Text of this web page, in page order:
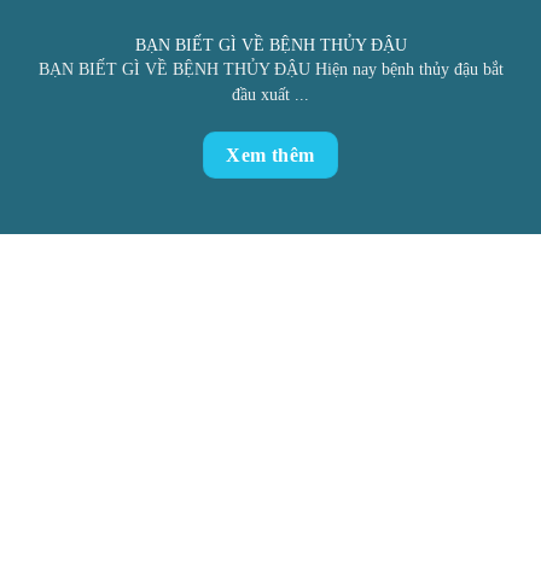
BẠN BIẾT GÌ VỀ BỆNH THỦY ĐẬU
BẠN BIẾT GÌ VỀ BỆNH THỦY ĐẬU Hiện nay bệnh thủy đậu bắt
đầu xuất ...
Xem thêm